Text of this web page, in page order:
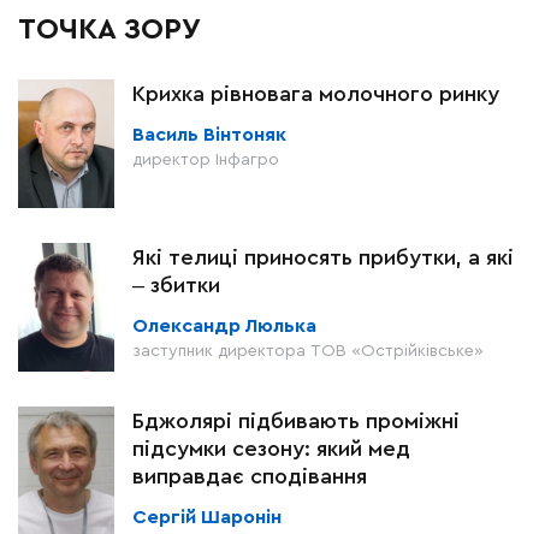
ТОЧКА ЗОРУ
Крихка рівновага молочного ринку
Василь Вінтоняк
директор Інфагро
Які телиці приносять прибутки, а які
‒ збитки
Олександр Люлька
заступник директора ТОВ «Острійківське»
Бджолярі підбивають проміжні
підсумки сезону: який мед
виправдає сподівання
Сергій Шаронін